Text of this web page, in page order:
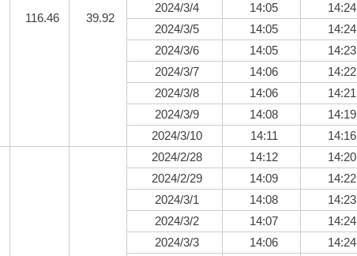
116.46 39.92
2024/3/4
14:05 14:24
2024/3/5
14:05 14:24
2024/3/6
14:05 14:23
2024/3/7
14:06 14:22
2024/3/8
14:06 14:21
2024/3/9
14:08 14:19
2024/3/10
14:11 14:16
2024/2/28 14:12 14:20
2024/2/29
14:09 14:22
2024/3/1
14:08 14:23
2024/3/2
14:07 14:24
2024/3/3
14:06 14:24